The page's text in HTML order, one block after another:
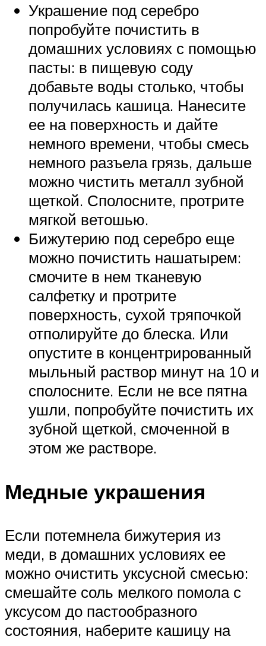
Украшение под серебро
попробуйте почистить в
домашних условиях с помощью
пасты: в пищевую соду
добавьте воды столько, чтобы
получилась кашица. Нанесите
ее на поверхность и дайте
немного времени, чтобы смесь
немного разъела грязь, дальше
можно чистить металл зубной
щеткой. Сполосните, протрите
мягкой ветошью.
Бижутерию под серебро еще
можно почистить нашатырем:
смочите в нем тканевую
салфетку и протрите
поверхность, сухой тряпочкой
отполируйте до блеска. Или
опустите в концентрированный
мыльный раствор минут на 10 и
сполосните. Если не все пятна
ушли, попробуйте почистить их
зубной щеткой, смоченной в
этом же растворе.
Медные украшения
Если потемнела бижутерия из
меди, в домашних условиях ее
можно очистить уксусной смесью:
смешайте соль мелкого помола с
уксусом до пастообразного
состояния, наберите кашицу на